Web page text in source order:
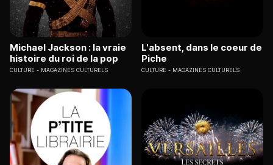
Michael Jackson : la vraie
histoire du roi de la pop
CULTURE MAGAZINES CULTURELS
L'absent, dans le coeur de
Piche
CULTURE MAGAZINES CULTURELS